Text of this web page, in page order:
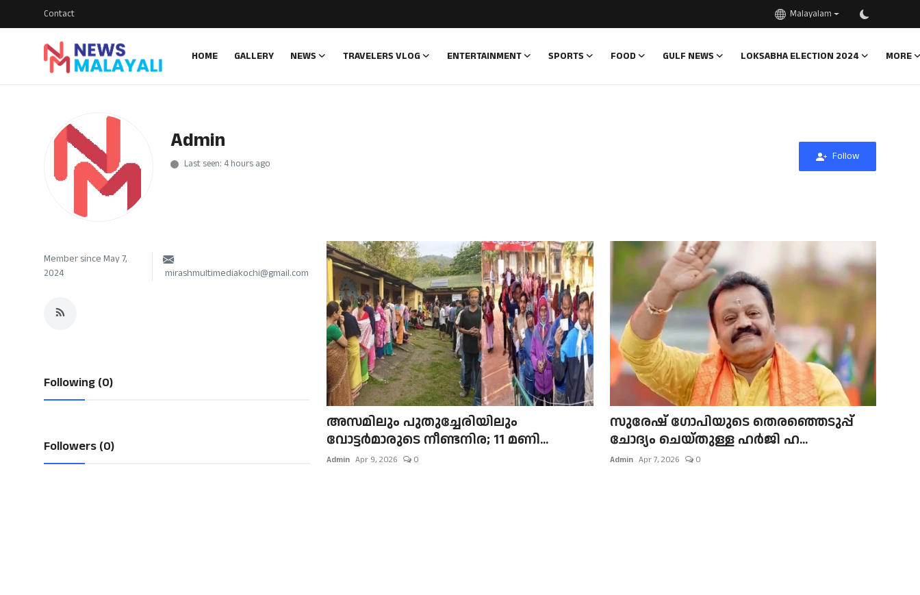
Contact Malayalam
HOME GALLERY NEWS TRAVELERS VLOG ENTERTAINMENT SPORTS FOOD GULF NEWS LOKSABHA ELECTION 2024 MORE
Technology
Jobs Mall
Admin
Last seen: 4 hours ago
Follow
Member since May 7,
2024
mirashmultimediakochi@gmail.com
Following (0)
Followers (0)
അസമിലും പുതുച്ചേരിയിലും
വോട്ടര്‍മാരുടെ നീണ്ടനിര; 11 മണി...
Admin Apr 9, 2026 0
സുരേഷ് ഗോപിയുടെ തെരഞ്ഞെടുപ്പ്
ചോദ്യം ചെയ്തുള്ള ഹര്‍ജി ഹ...
Admin Apr 7, 2026 0